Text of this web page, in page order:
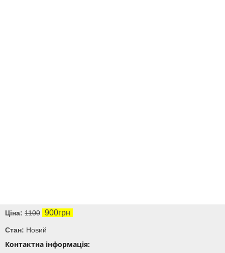
Контактна інформація:
Ціна: 1100 900грн
Стан: Новий